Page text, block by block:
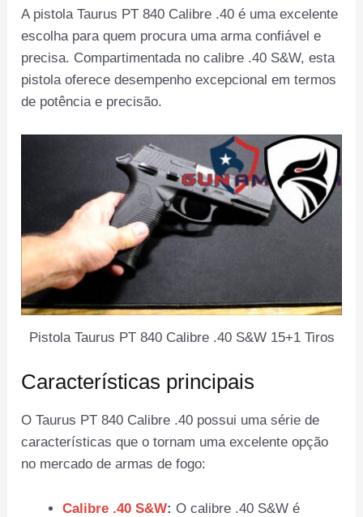
A pistola Taurus PT 840 Calibre .40 é uma excelente
escolha para quem procura uma arma confiável e
precisa. Compartimentada no calibre .40 S&W, esta
pistola oferece desempenho excepcional em termos
de potência e precisão.
Pistola Taurus PT 840 Calibre .40 S&W 15+1 Tiros
Características principais
O Taurus PT 840 Calibre .40 possui uma série de
características que o tornam uma excelente opção
no mercado de armas de fogo:
Calibre .40 S&W: O calibre .40 S&W é